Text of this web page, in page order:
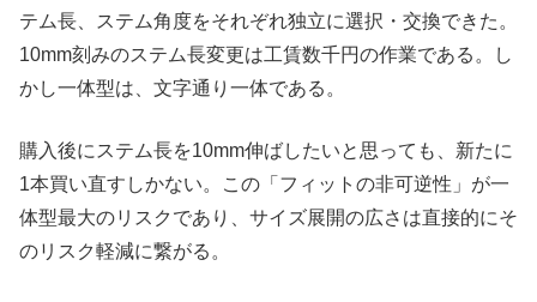
テム長、ステム角度をそれぞれ独立に選択・交換できた。
10mm刻みのステム長変更は工賃数千円の作業である。し
かし一体型は、文字通り一体である。
購入後にステム長を10mm伸ばしたいと思っても、新たに
1本買い直すしかない。この「フィットの非可逆性」が一
体型最大のリスクであり、サイズ展開の広さは直接的にそ
のリスク軽減に繋がる。